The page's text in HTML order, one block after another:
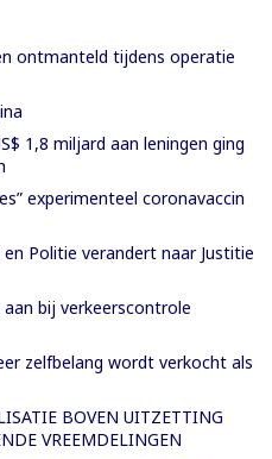
ontmanteld tijdens operatie
1,8 miljard aan leningen ging
experimenteel coronavaccin
Politie verandert naar Justitie
bij verkeerscontrole
zelfbelang wordt verkocht als
BOVEN UITZETTING
VREEMDELINGEN